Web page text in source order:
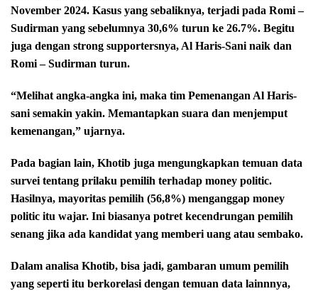
November 2024. Kasus yang sebaliknya, terjadi pada Romi –
Sudirman yang sebelumnya 30,6% turun ke 26.7%. Begitu
juga dengan strong supportersnya, Al Haris-Sani naik dan
Romi – Sudirman turun.
“Melihat angka-angka ini, maka tim Pemenangan Al Haris-
sani semakin yakin. Memantapkan suara dan menjemput
kemenangan,” ujarnya.
Pada bagian lain, Khotib juga mengungkapkan temuan data
survei tentang prilaku pemilih terhadap money politic.
Hasilnya, mayoritas pemilih (56,8%) menganggap money
politic itu wajar. Ini biasanya potret kecendrungan pemilih
senang jika ada kandidat yang memberi uang atau sembako.
Dalam analisa Khotib, bisa jadi, gambaran umum pemilih
yang seperti itu berkorelasi dengan temuan data lainnnya,